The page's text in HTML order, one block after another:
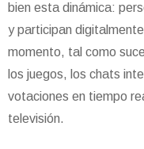
bien esta dinámica:
y participan
momento, tal como
los juegos, los chats
votaciones en tiempo
televisión.